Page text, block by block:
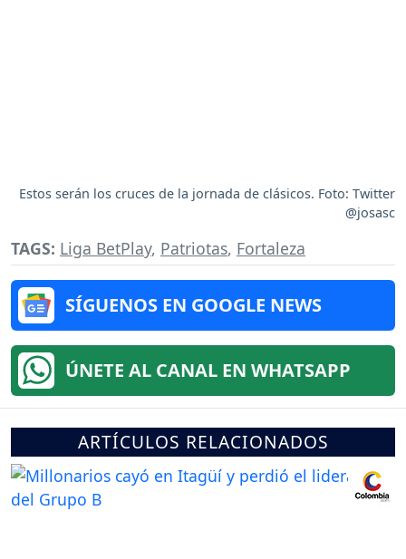
Estos serán los cruces de la jornada de clásicos. Foto: Twitter
@josasc
TAGS: Liga BetPlay, Patriotas, Fortaleza
SÍGUENOS EN GOOGLE NEWS
ÚNETE AL CANAL EN WHATSAPP
ARTÍCULOS RELACIONADOS